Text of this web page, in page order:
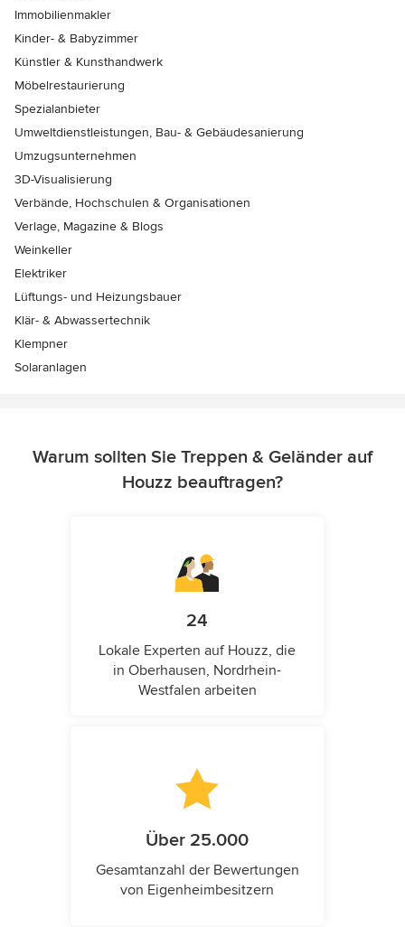
Immobilienmakler
Kinder- & Babyzimmer
Künstler & Kunsthandwerk
Möbelrestaurierung
Spezialanbieter
Umweltdienstleistungen, Bau- & Gebäudesanierung
Umzugsunternehmen
3D-Visualisierung
Verbände, Hochschulen & Organisationen
Verlage, Magazine & Blogs
Weinkeller
Elektriker
Lüftungs- und Heizungsbauer
Klär- & Abwassertechnik
Klempner
Solaranlagen
Warum sollten Sie Treppen & Geländer auf
Houzz beauftragen?
24
Lokale Experten auf Houzz, die
in Oberhausen, Nordrhein-
Westfalen arbeiten
Über 25.000
Gesamtanzahl der Bewertungen
von Eigenheimbesitzern